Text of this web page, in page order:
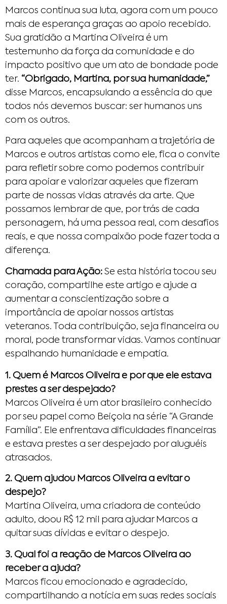
Marcos continua sua luta, agora com um pouco
mais de esperança graças ao apoio recebido.
Sua gratidão a Martina Oliveira é um
testemunho da força da comunidade e do
impacto positivo que um ato de bondade pode
ter. “Obrigado, Martina, por sua humanidade,”
disse Marcos, encapsulando a essência do que
todos nós devemos buscar: ser humanos uns
com os outros.
Para aqueles que acompanham a trajetória de
Marcos e outros artistas como ele, fica o convite
para refletir sobre como podemos contribuir
para apoiar e valorizar aqueles que fizeram
parte de nossas vidas através da arte. Que
possamos lembrar de que, por trás de cada
personagem, há uma pessoa real, com desafios
reais, e que nossa compaixão pode fazer toda a
diferença.
Chamada para Ação: Se esta história tocou seu
coração, compartilhe este artigo e ajude a
aumentar a conscientização sobre a
importância de apoiar nossos artistas
veteranos. Toda contribuição, seja financeira ou
moral, pode transformar vidas. Vamos continuar
espalhando humanidade e empatia.
1. Quem é Marcos Oliveira e por que ele estava
prestes a ser despejado?
Marcos Oliveira é um ator brasileiro conhecido
por seu papel como Beiçola na série “A Grande
Família”. Ele enfrentava dificuldades financeiras
e estava prestes a ser despejado por aluguéis
atrasados.
2. Quem ajudou Marcos Oliveira a evitar o
despejo?
Martina Oliveira, uma criadora de conteúdo
adulto, doou R$ 12 mil para ajudar Marcos a
quitar suas dívidas e evitar o despejo.
3. Qual foi a reação de Marcos Oliveira ao
receber a ajuda?
Marcos ficou emocionado e agradecido,
compartilhando a notícia em suas redes sociais